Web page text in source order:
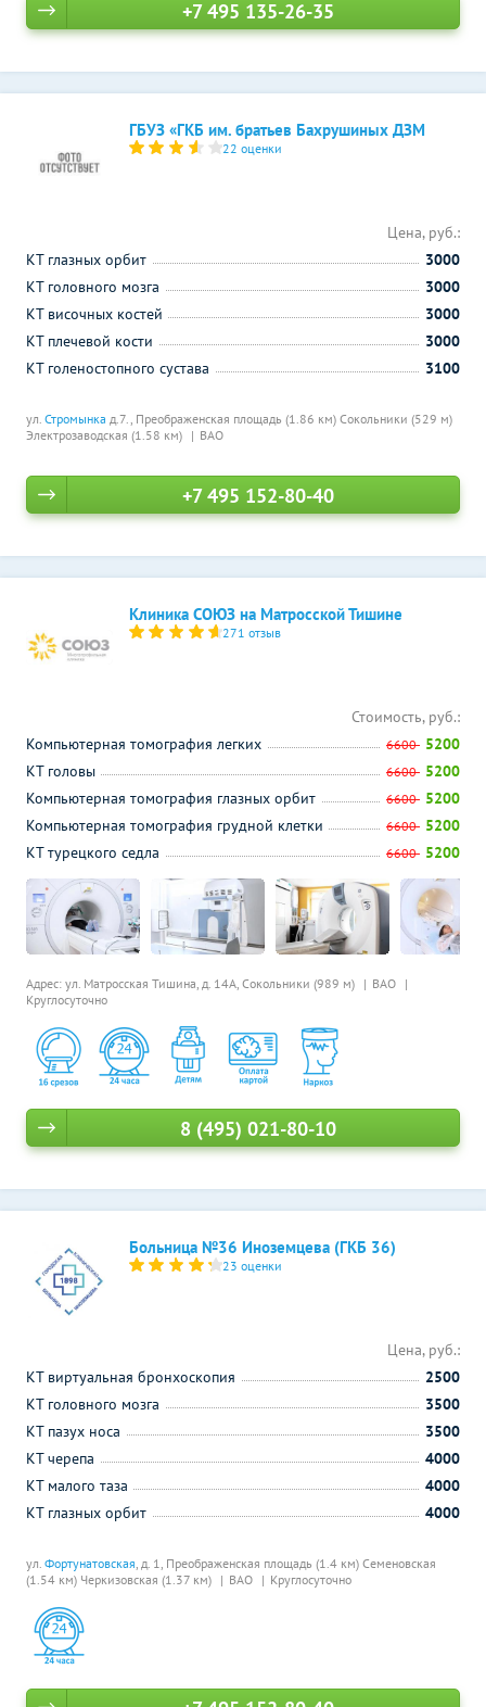
+7 495 135-26-35
ГБУЗ «ГКБ им. братьев Бахрушиных ДЗМ
22 оценки
ул. Стромынка д.7., Преображенская площадь (1.86 км) Сокольники (529 м)
Электрозаводская (1.58 км)
ВАО
Цена, руб.:
КТ глазных орбит
3000
КТ головного мозга
3000
КТ височных костей
3000
КТ плечевой кости
3000
КТ голеностопного сустава
3100
+7 495 152-80-40
Клиника СОЮЗ на Матросской Тишине
271 отзыв
Адрес: ул. Матросская Тишина, д. 14А, Сокольники (989 м)
ВАО
Круглосуточно
Стоимость, руб.:
Компьютерная томография легких
6600 5200
КТ головы
6600 5200
Компьютерная томография глазных орбит
6600 5200
Компьютерная томография грудной клетки
6600 5200
КТ турецкого седла
6600 5200
8 (495) 021-80-10
Больница №36 Иноземцева (ГКБ 36)
23 оценки
ул. Фортунатовская, д. 1, Преображенская площадь (1.4 км) Семеновская
(1.54 км) Черкизовская (1.37 км) ВАО Круглосуточно
Цена, руб.:
КТ виртуальная бронхоскопия
2500
КТ головного мозга
3500
КТ пазух носа
3500
КТ черепа
4000
КТ малого таза
4000
КТ глазных орбит
4000